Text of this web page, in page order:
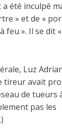
a été inculpé
» et de «
feu ». Il se dit
Luz
tireur avait
de tueurs
pas les